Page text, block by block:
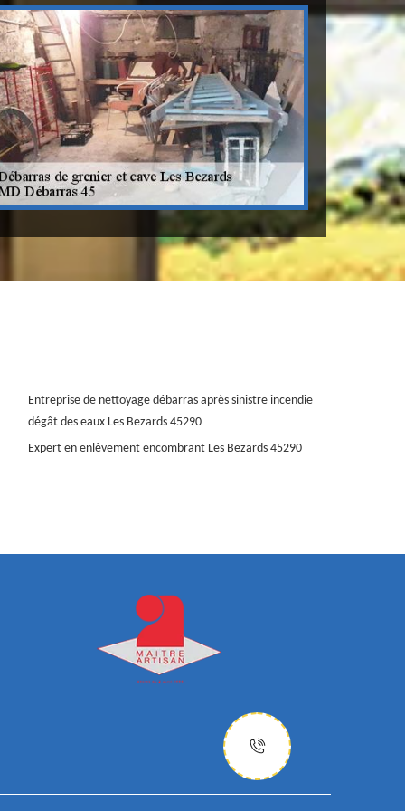
Entreprise de nettoyage débarras après sinistre incendie
dégât des eaux Les Bezards 45290
Expert en enlèvement encombrant Les Bezards 45290